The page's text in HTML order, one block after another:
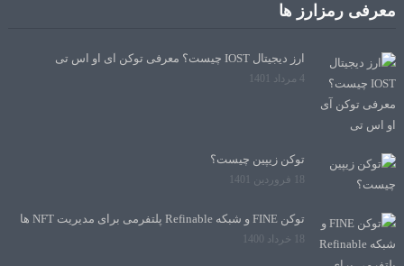
معرفی رمزارز ها
ارز دیجیتال IOST چیست؟ معرفی توکن آی او اس تی
4 مرداد 1401
توکن زیپین چیست؟
18 فروردین 1401
توکن FINE و شبکه Refinable پلتفرمی برای مدیریت NFT ها
18 خرداد 1400